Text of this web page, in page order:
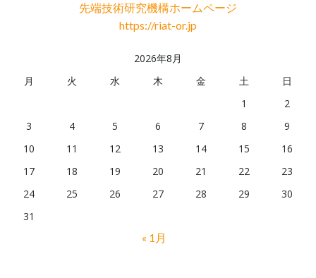
カ
イ
先端技術研究機構ホームページ
https://riat-or.jp
2026年8月
月
火 水 木 金 土
日
1
2
3
4 5 6 7 8
9
10
11 12 13 14 15
16
17
18 19 20 21 22
23
24
25 26 27 28 29
30
31
« 1月